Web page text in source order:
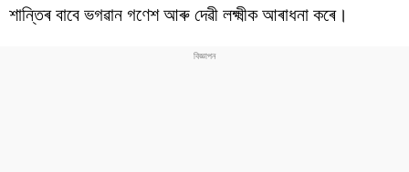
শান্তিৰ বাবে ভগৱান গণেশ আৰু দেৱী লক্ষ্মীক আৰাধনা কৰে।